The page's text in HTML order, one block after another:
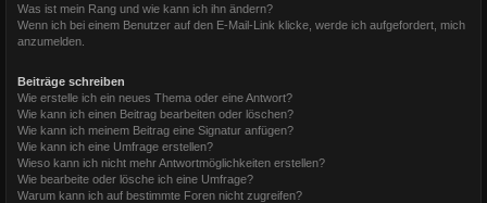
Was ist mein Rang und wie kann ich ihn ändern?
Wenn ich bei einem Benutzer auf den E-Mail-Link klicke, werde ich aufgefordert, mich
anzumelden.
Beiträge schreiben
Wie erstelle ich ein neues Thema oder eine Antwort?
Wie kann ich einen Beitrag bearbeiten oder löschen?
Wie kann ich meinem Beitrag eine Signatur anfügen?
Wie kann ich eine Umfrage erstellen?
Wieso kann ich nicht mehr Antwortmöglichkeiten erstellen?
Wie bearbeite oder lösche ich eine Umfrage?
Warum kann ich auf bestimmte Foren nicht zugreifen?